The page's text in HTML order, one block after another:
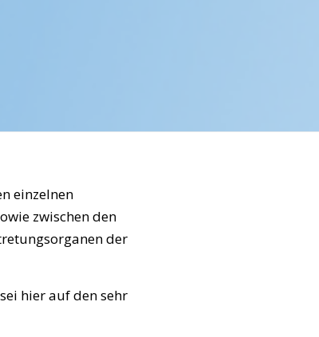
einzelnen
zwischen den
der
hier auf den sehr